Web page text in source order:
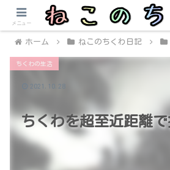
ホーム ねこのちくわ日記
ちくわを超至近距離
ちくわの生活
2021.10.28
メニュー